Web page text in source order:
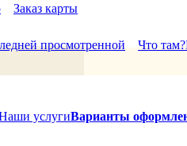
Заказ карты
просмотренной Что там?
услугиВарианты